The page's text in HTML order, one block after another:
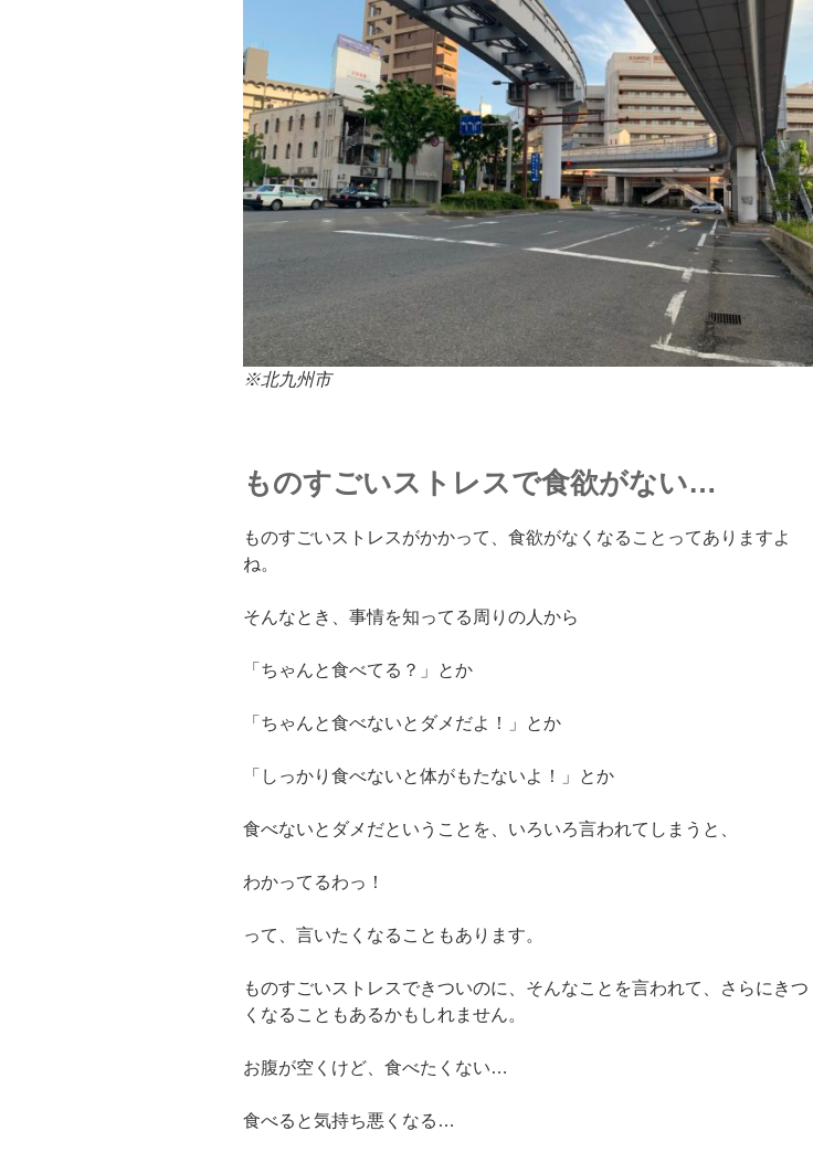
※北九州市
ものすごいストレスで食欲がない…
ものすごいストレスがかかって、食欲がなくなることってありますよ
ね。
そんなとき、事情を知ってる周りの人から
「ちゃんと食べてる？」とか
「ちゃんと食べないとダメだよ！」とか
「しっかり食べないと体がもたないよ！」とか
食べないとダメだということを、いろいろ言われてしまうと、
わかってるわっ！
って、言いたくなることもあります。
ものすごいストレスできついのに、そんなことを言われて、さらにきつ
くなることもあるかもしれません。
お腹が空くけど、食べたくない…
食べると気持ち悪くなる…